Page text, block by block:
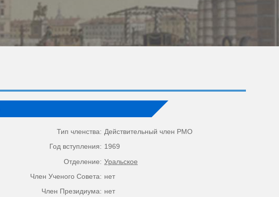
Тип членства: Действительный член РМО
Год вступления: 1969
Отделение: Уральское
Член Ученого Совета: нет
Член Президиума: нет